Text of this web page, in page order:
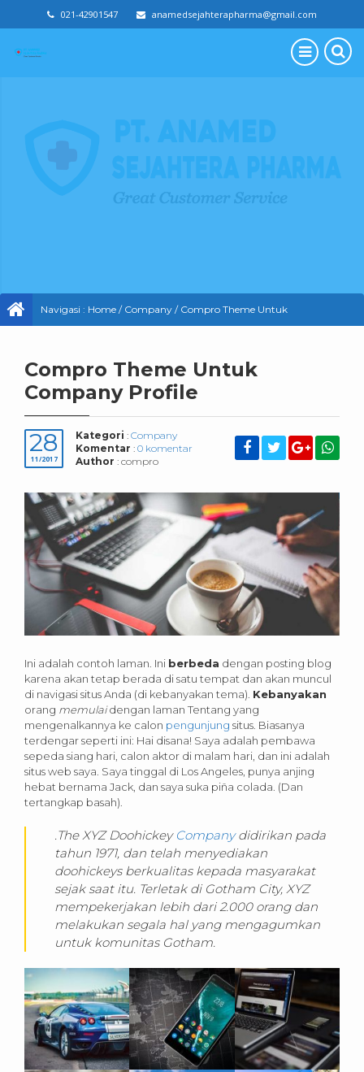
021-42901547 anamedsejahterapharma@gmail.com
Navigasi : Home / Company / Compro Theme Untuk
Compro Theme Untuk
Company Profile
28
11/2017
Kategori : Company
Komentar : 0 komentar
Author : compro
Ini adalah contoh laman. Ini berbeda dengan posting blog
karena akan tetap berada di satu tempat dan akan muncul
di navigasi situs Anda (di kebanyakan tema). Kebanyakan
orang memulaidengan laman Tentang yang
mengenalkannya ke calon pengunjung situs. Biasanya
terdengar seperti ini: Hai disana! Saya adalah pembawa
sepeda siang hari, calon aktor di malam hari, dan ini adalah
situs web saya. Saya tinggal di Los Angeles, punya anjing
hebat bernama Jack, dan saya suka piña colada. (Dan
tertangkap basah).
.The XYZ Doohickey Companydidirikan pada
tahun 1971, dan telah menyediakan
doohickeys berkualitas kepada masyarakat
sejak saat itu. Terletak di Gotham City, XYZ
mempekerjakan lebih dari 2.000 orang dan
melakukan segala hal yang mengagumkan
untuk komunitas Gotham.